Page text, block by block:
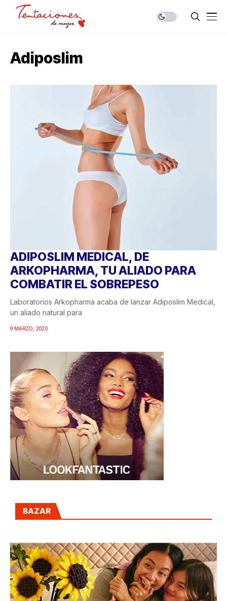
Adiposlim
ADIPOSLIM MEDICAL, DE
ARKOPHARMA, TU ALIADO PARA
COMBATIR EL SOBREPESO
Laboratorios Arkopharma acaba de lanzar Adiposlim Medical,
un aliado natural para
9 MARZO, 2020
BAZAR